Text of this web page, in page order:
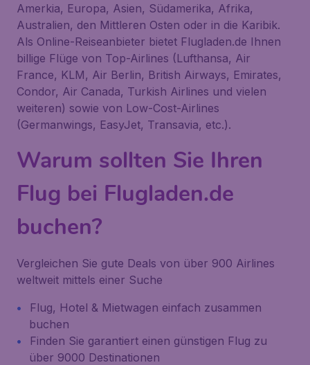
Amerkia, Europa, Asien, Südamerika, Afrika,
Australien, den Mittleren Osten oder in die Karibik.
Als Online-Reiseanbieter bietet Flugladen.de Ihnen
billige Flüge von Top-Airlines (Lufthansa, Air
France, KLM, Air Berlin, British Airways, Emirates,
Condor, Air Canada, Turkish Airlines und vielen
weiteren) sowie von Low-Cost-Airlines
(Germanwings, EasyJet, Transavia, etc.).
Warum sollten Sie Ihren
Flug bei Flugladen.de
buchen?
Vergleichen Sie gute Deals von über 900 Airlines
weltweit mittels einer Suche
Flug, Hotel & Mietwagen einfach zusammen
buchen
Finden Sie garantiert einen günstigen Flug zu
über 9000 Destinationen